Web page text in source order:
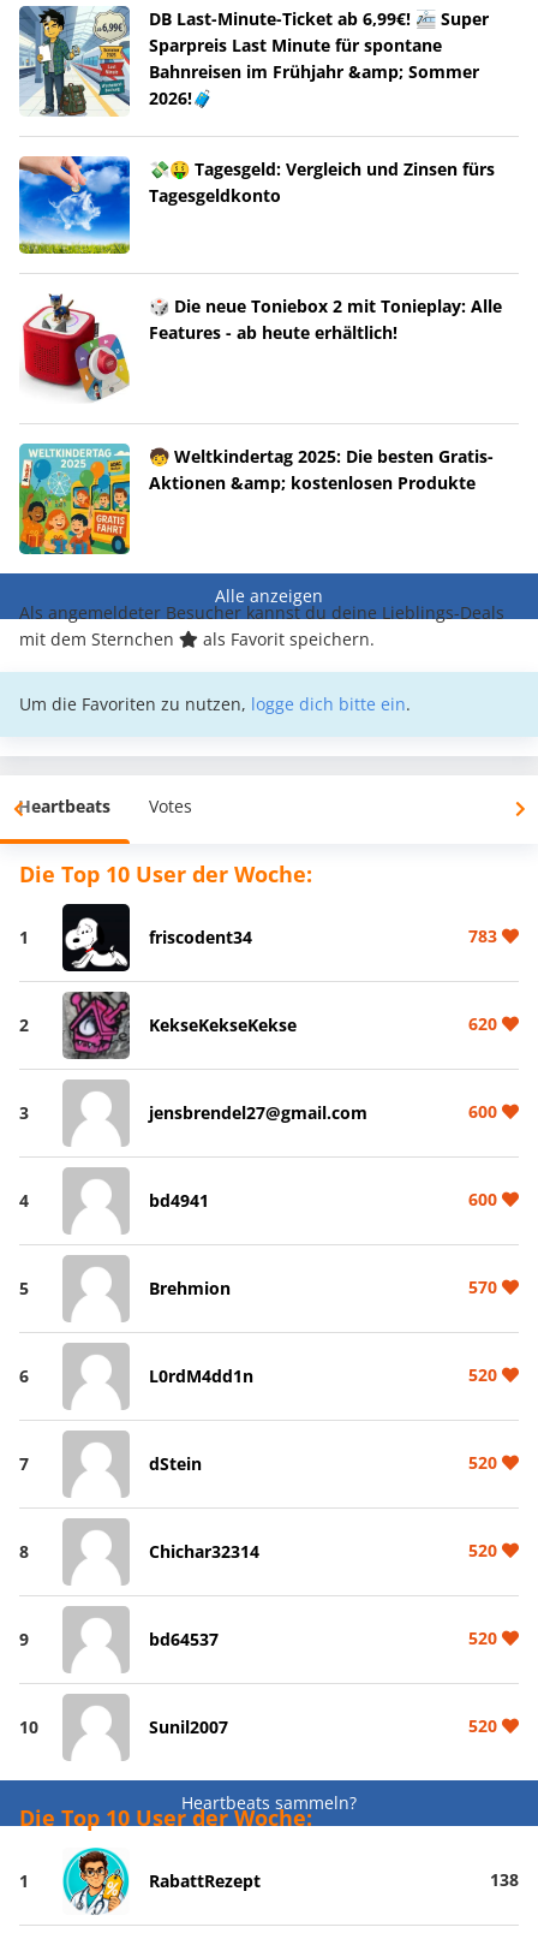
DB Last-Minute-Ticket ab 6,99€! 🚈 Super
Sparpreis Last Minute für spontane
Bahnreisen im Frühjahr &amp; Sommer
2026!🧳
💸🤑 Tagesgeld: Vergleich und Zinsen fürs
Tagesgeldkonto
🎲 Die neue Toniebox 2 mit Tonieplay: Alle
Features - ab heute erhältlich!
🧒 Weltkindertag 2025: Die besten Gratis-
Aktionen &amp; kostenlosen Produkte
Alle anzeigen
Als angemeldeter Besucher kannst du deine Lieblings-Deals
mit dem Sternchen
als Favorit speichern.
Um die Favoriten zu nutzen, logge dich bitte ein.
Heartbeats Votes
Die Top 10 User der Woche:
1 friscodent34 783
2 KekseKekseKekse 620
3 jensbrendel27@gmail.com 600
4 bd4941 600
5 Brehmion 570
6 L0rdM4dd1n 520
7 dStein 520
8 Chichar32314 520
9 bd64537 520
10 Sunil2007 520
Heartbeats sammeln?
Die Top 10 User der Woche:
1 RabattRezept 138